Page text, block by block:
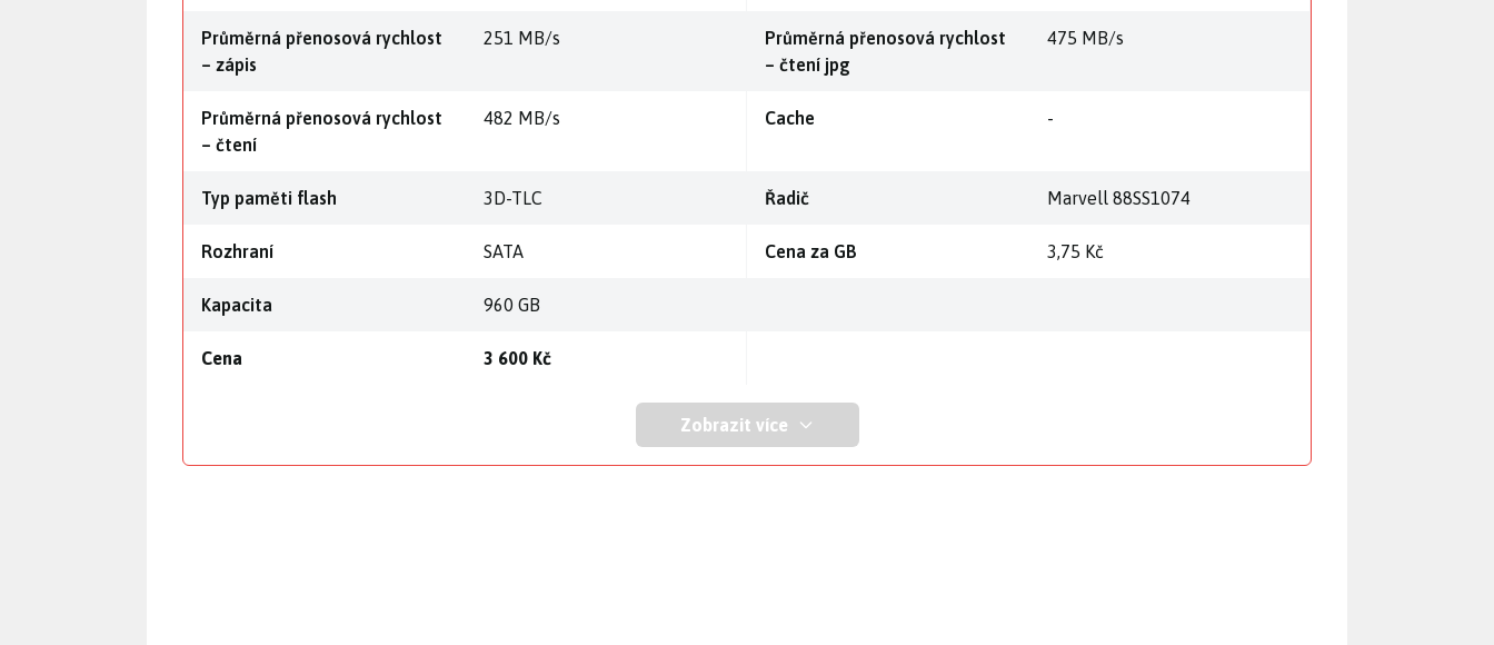
Průměrná přenosová rychlost
– zápis
251 MB/s
Průměrná přenosová rychlost
– čtení jpg
475 MB/s
Průměrná přenosová rychlost
– čtení
482 MB/s Cache -
Typ paměti flash 3D-TLC Řadič Marvell 88SS1074
Rozhraní SATA Cena za GB 3,75 Kč
Kapacita 960 GB
Cena 3 600 Kč
Zobrazit více